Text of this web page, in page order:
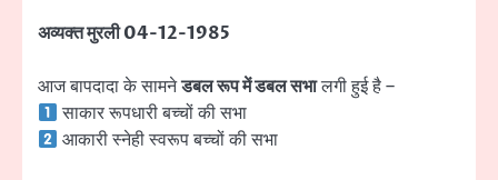
अव्यक्त मुरली 04-12-1985
आज बापदादा के सामनेडबल रूप में डबल सभालगी हुई है –
साकार रूपधारी बच्चों की सभा
आकारी स्नेही स्वरूप बच्चों की सभा